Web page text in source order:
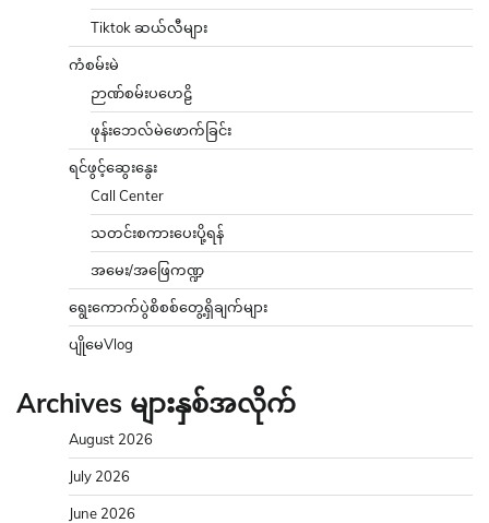
Tiktok ဆယ်လီများ
ကံစမ်းမဲ
ဉာဏ်စမ်းပဟေဠိ
ဖုန်းဘေလ်မဲဖောက်ခြင်း
ရင်ဖွင့်ဆွေးနွေး
Call Center
သတင်းစကားပေးပို့ရန်
အမေး/အဖြေကဏ္ဍ
ရွေးကောက်ပွဲစိစစ်တွေ့ရှိချက်များ
ပျိုမေVlog
Archives များနှစ်အလိုက်
August 2026
July 2026
June 2026